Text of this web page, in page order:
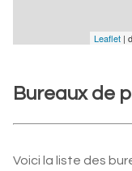
Leaflet |
Bureaux de
Voici la liste des